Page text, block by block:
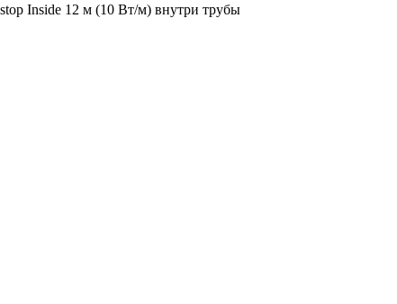
Inside 12 м (10 Вт/м) внутри трубы